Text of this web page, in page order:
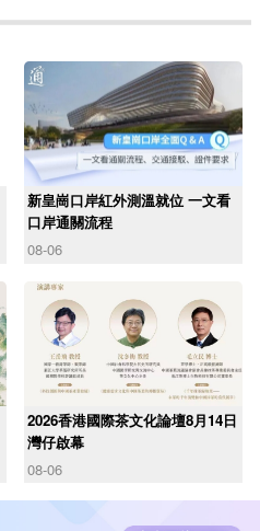
新皇崗口岸紅外測溫就位 一文看
口岸通關流程
08-06
2026香港國際茶文化論壇8月14日
灣仔啟幕
08-06